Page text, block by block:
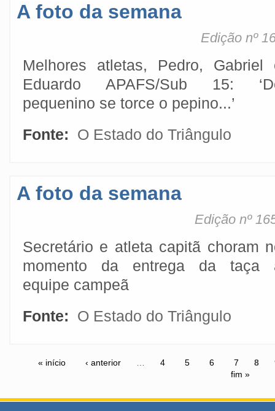
A foto da semana
Edição nº
Melhores atletas, Pedro, Gabriel
Eduardo APAFS/Sub 15:
pequenino se torce o pepino...’
Fonte:
O Estado do Triângulo
A foto da semana
Edição nº
Secretário e atleta capitã choram
momento da entrega da taça
equipe campeã
Fonte:
O Estado do Triângulo
« início ‹ anterior 4 5 6 7 8
fim »